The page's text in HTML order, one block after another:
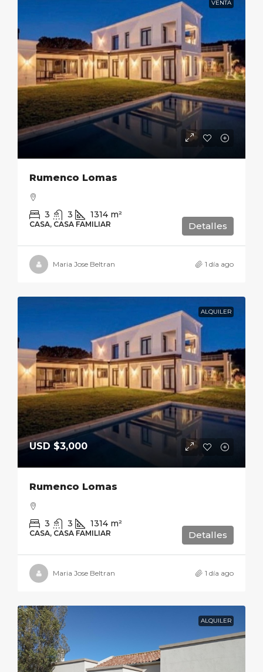
VENTA
Rumenco Lomas
3 3 1314 m²
CASA, CASA FAMILIAR Detalles
Maria Jose Beltran 1 día ago
ALQUILER
USD $3,000
Rumenco Lomas
3 3 1314 m²
CASA, CASA FAMILIAR Detalles
Maria Jose Beltran 1 día ago
ALQUILER